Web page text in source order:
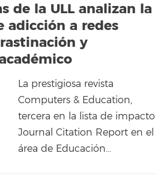
de la ULL analizan la
adicción a redes
y
La prestigiosa revista
Computers & Education,
tercera en la lista de impacto
Journal Citation Report en el
área de Educación…